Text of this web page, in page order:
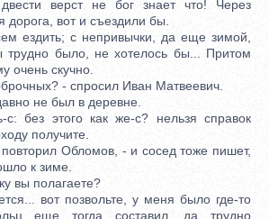
верст не бог знает что! Через
дорога, вот и съездили бы.
ездить; с непривычки, да еще зимой,
трудно было, не хотелось бы... Притом
очень скучно.
- спросил Иван Матвеевич.
не был в деревне.
этого как же-с? нельзя справок
получите.
Обломов, - и сосед тоже пишет,
к зиме.
вы полагаете?
вот позвольте, у меня было где-то
еще тогда составил, да трудно